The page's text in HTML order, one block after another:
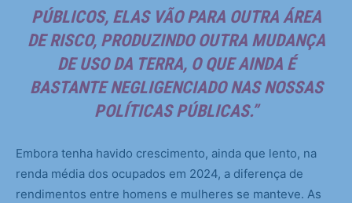
PÚBLICOS, ELAS VÃO PARA OUTRA ÁREA
DE RISCO, PRODUZINDO OUTRA MUDANÇA
DE USO DA TERRA, O QUE AINDA É
BASTANTE NEGLIGENCIADO NAS NOSSAS
POLÍTICAS PÚBLICAS.”
Embora tenha havido crescimento, ainda que lento, na
renda média dos ocupados em 2024, a diferença de
rendimentos entre homens e mulheres se manteve. As